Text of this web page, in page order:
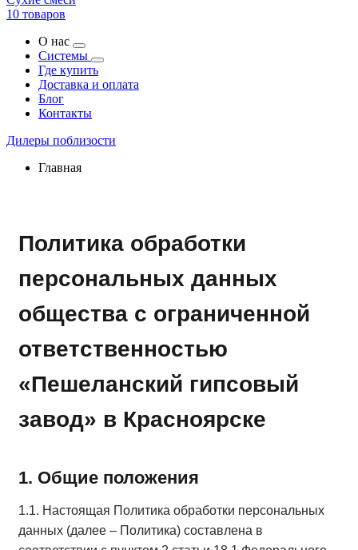
10 товаров
О нас
Системы
Где купить
Доставка и оплата
Блог
Контакты
Дилеры поблизости
Главная
Политика обработки
персональных данных
общества с ограниченной
ответственностью
«Пешеланский гипсовый
завод» в Красноярске
1. Общие положения
1.1. Настоящая Политика обработки персональных
данных (далее – Политика) составлена в